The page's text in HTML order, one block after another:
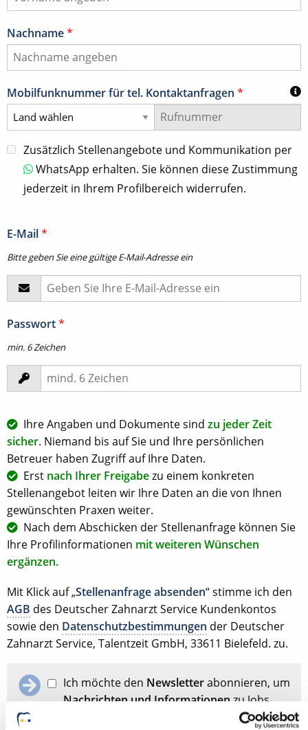
Nachname*
Mobilfunknummer für tel. Kontaktanfragen *
Zusätzlich Stellenangebote und Kommunikation per
WhatsApp erhalten. Sie können diese Zustimmung
jederzeit in Ihrem Profilbereich widerrufen.
E-Mail*
Bitte geben Sie eine gültige E-Mail-Adresse ein
Passwort*
min. 6 Zeichen
Ihre Angaben und Dokumente sind zu jeder Zeit
sicher. Niemand bis auf Sie und Ihre persönlichen
Betreuer haben Zugriff auf Ihre Daten.
Erst nach Ihrer Freigabezu einem konkreten
Stellenangebot leiten wir Ihre Daten an die von Ihnen
gewünschten Praxen weiter.
Nach dem Abschicken der Stellenanfrage können Sie
Ihre Profilinformationen mit weiteren Wünschen
ergänzen.
Mit Klick auf „Stellenanfrage absenden“ stimme ich den
AGB des Deutscher Zahnarzt Service Kundenkontos
sowie den Datenschutzbestimmungen der Deutscher
Zahnarzt Service, Talentzeit GmbH, 33611 Bielefeld. zu.
Ich möchte den Newsletterabonnieren, um
Nachrichten und Informationenzu Jobs
und der Karriere in der Zahnarztpraxis zu